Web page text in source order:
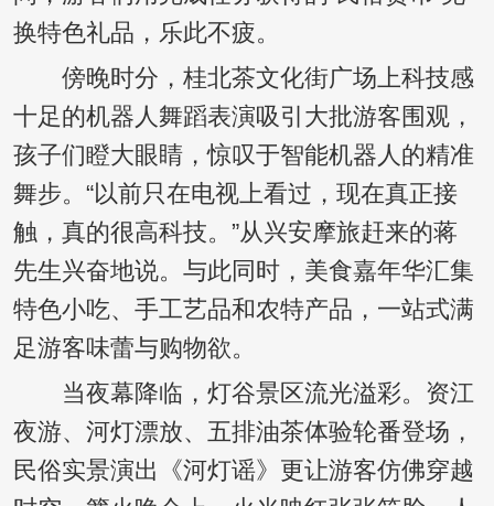
换特色礼品，乐此不疲。
傍晚时分，桂北茶文化街广场上科技感
十足的机器人舞蹈表演吸引大批游客围观，
孩子们瞪大眼睛，惊叹于智能机器人的精准
舞步。“以前只在电视上看过，现在真正接
触，真的很高科技。”从兴安摩旅赶来的蒋
先生兴奋地说。与此同时，美食嘉年华汇集
特色小吃、手工艺品和农特产品，一站式满
足游客味蕾与购物欲。
当夜幕降临，灯谷景区流光溢彩。资江
夜游、河灯漂放、五排油茶体验轮番登场，
民俗实景演出《河灯谣》更让游客仿佛穿越